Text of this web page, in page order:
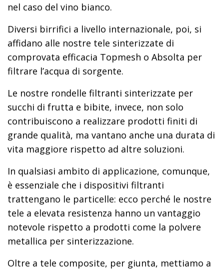
nel caso del vino bianco.
Diversi birrifici a livello internazionale, poi, si
affidano alle nostre tele sinterizzate di
comprovata efficacia Topmesh o Absolta per
filtrare l’acqua di sorgente.
Le nostre rondelle filtranti sinterizzate per
succhi di frutta e bibite, invece, non solo
contribuiscono a realizzare prodotti finiti di
grande qualità, ma vantano anche una durata di
vita maggiore rispetto ad altre soluzioni.
In qualsiasi ambito di applicazione, comunque,
è essenziale che i dispositivi filtranti
trattengano le particelle: ecco perché le nostre
tele a elevata resistenza hanno un vantaggio
notevole rispetto a prodotti come la polvere
metallica per sinterizzazione.
Oltre a tele composite, per giunta, mettiamo a